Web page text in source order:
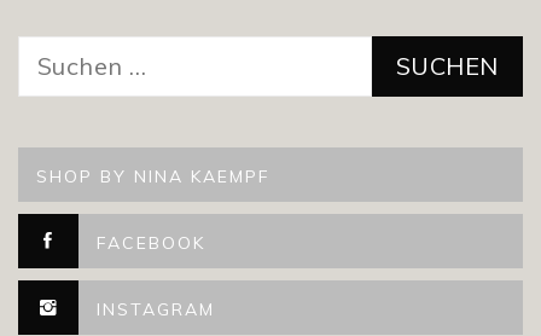
nach:
SHOP BY NINA KAEMPF
FACEBOOK
INSTAGRAM